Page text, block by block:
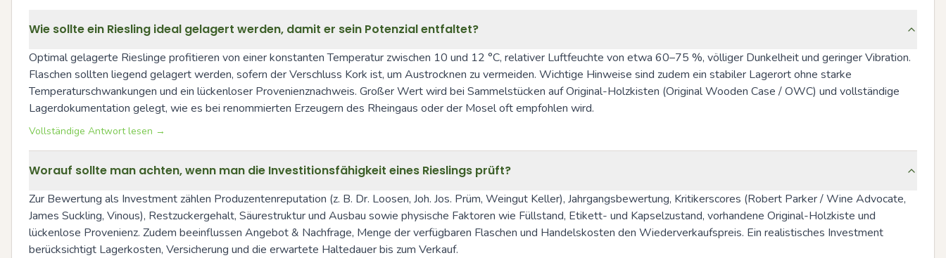
Wie sollte ein Riesling ideal gelagert werden, damit er sein Potenzial entfaltet?
Optimal gelagerte Rieslinge profitieren von einer konstanten Temperatur zwischen 10 und 12 °C, relativer Luftfeuchte von etwa 60–75 %, völliger Dunkelheit und geringer Vibration.
Flaschen sollten liegend gelagert werden, sofern der Verschluss Kork ist, um Austrocknen zu vermeiden. Wichtige Hinweise sind zudem ein stabiler Lagerort ohne starke
Temperaturschwankungen und ein lückenloser Provenienznachweis. Großer Wert wird bei Sammelstücken auf Original-Holzkisten (Original Wooden Case / OWC) und vollständige
Lagerdokumentation gelegt, wie es bei renommierten Erzeugern des Rheingaus oder der Mosel oft empfohlen wird.
Vollständige Antwort lesen →
Worauf sollte man achten, wenn man die Investitionsfähigkeit eines Rieslings prüft?
Zur Bewertung als Investment zählen Produzentenreputation (z. B. Dr. Loosen, Joh. Jos. Prüm, Weingut Keller), Jahrgangsbewertung, Kritikerscores (Robert Parker / Wine Advocate,
James Suckling, Vinous), Restzuckergehalt, Säurestruktur und Ausbau sowie physische Faktoren wie Füllstand, Etikett- und Kapselzustand, vorhandene Original-Holzkiste und
lückenlose Provenienz. Zudem beeinflussen Angebot & Nachfrage, Menge der verfügbaren Flaschen und Handelskosten den Wiederverkaufspreis. Ein realistisches Investment
berücksichtigt Lagerkosten, Versicherung und die erwartete Haltedauer bis zum Verkauf.